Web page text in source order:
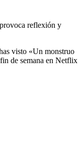
reflexión y
visto «Un monstruo
de semana en Netflix